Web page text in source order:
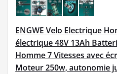
ENGWE Velo Electrique
électrique 48V 13Ah
Homme 7 Vitesses avec
Moteur 250w, autonomie